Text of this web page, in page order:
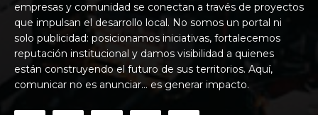
empresas y comunidad se conectan a través de proyectos
que impulsan el desarrollo local. No somos un portal ni
solo publicidad: posicionamos iniciativas, fortalecemos
reputación institucional y damos visibilidad a quienes
están construyendo el futuro de sus territorios. Aquí,
comunicar no es anunciar… es generar impacto.